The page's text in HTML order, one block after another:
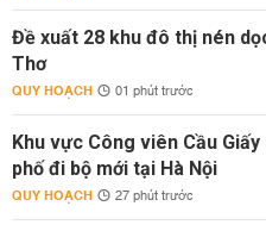
Đề xuất 28 khu đô thị nén
Thơ
QUY HOẠCH 01 phút trước
Khu vực Công viên Cầu
phố đi bộ mới tại Hà Nội
QUY HOẠCH 27 phút trước